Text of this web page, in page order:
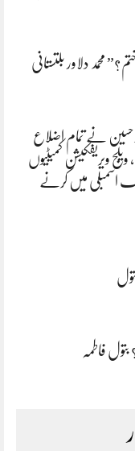
محمد دلاور بلتستانی
حسین نے تمام اضلاع
ویریفکیشن کمیٹیوں
اسمبلی میں کرنے
فاطمہ